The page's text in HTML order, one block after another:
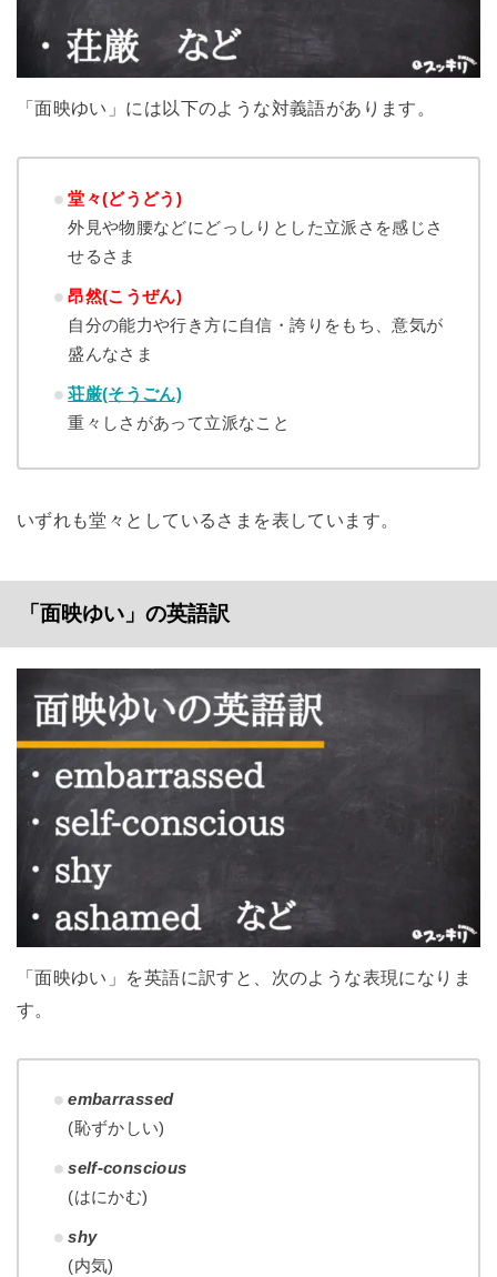
「面映ゆい」には以下のような対義語があります。
堂々(どうどう)
外見や物腰などにどっしりとした立派さを感じさ
せるさま
昂然(こうぜん)
自分の能力や行き方に自信・誇りをもち、意気が
盛んなさま
荘厳(そうごん)
重々しさがあって立派なこと
いずれも堂々としているさまを表しています。
「面映ゆい」の英語訳
「面映ゆい」を英語に訳すと、次のような表現になりま
す。
embarrassed
(恥ずかしい)
self-conscious
(はにかむ)
shy
(内気)